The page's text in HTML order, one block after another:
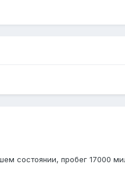
состоянии, пробег 17000